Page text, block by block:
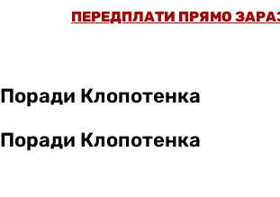
ПЕРЕДПЛАТИ ПРЯМО
Поради Клопотенка
Поради Клопотенка